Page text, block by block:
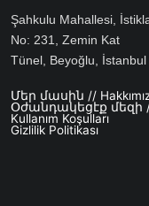
Şahkulu Mahallesi,
No: 231, Zemin Kat
Tünel, Beyoğlu, İstanbul
Footer menu
Մեր մասին //
Օժանդակեցէք մեզի //
Kullanım Koşulları
Gizlilik Politikası